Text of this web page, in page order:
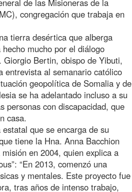
de las Misioneras de la
congregación que trabaja en
tierra desértica que alberga
mucho por el diálogo
Giorgio Bertin, obispo de Yibuti,
entrevista al semanario católico
geopolítica de Somalia y de
se ha adelantado incluso a su
personas con discapacidad, que
casa.
que se encarga de su
tiene la Hna. Anna Bacchion
en 2004, quien explica a
“En 2013, comenzó una
y mentales. Este proyecto fue
tras años de intenso trabajo,